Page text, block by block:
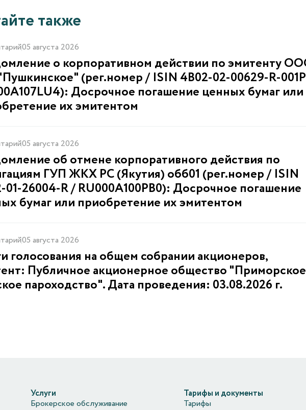
также
05 августа 2026
о корпоративном действии по эмитенту
(рег.номер / ISIN 4B02-02-00629-R-
Досрочное погашение ценных бумаг или
их эмитентом
05 августа 2026
об отмене корпоративного действия по
ГУП ЖКХ РС (Якутия) обб01 (рег.номер / ISIN
01-26004-R / RU000A100PB0): Досрочное погашение
бумаг или приобретение их эмитентом
05 августа 2026
голосования на общем собрании акционеров,
Публичное акционерное общество "Приморское
пароходство". Дата проведения: 03.08.2026 г.
Услуги
Брокерское обслуживание
Тарифы и документы
Тарифы